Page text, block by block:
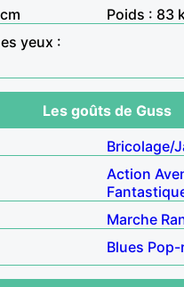
Poids : 83
yeux :
Les goûts de Guss
Bricolage/
Action
Marche
Blues